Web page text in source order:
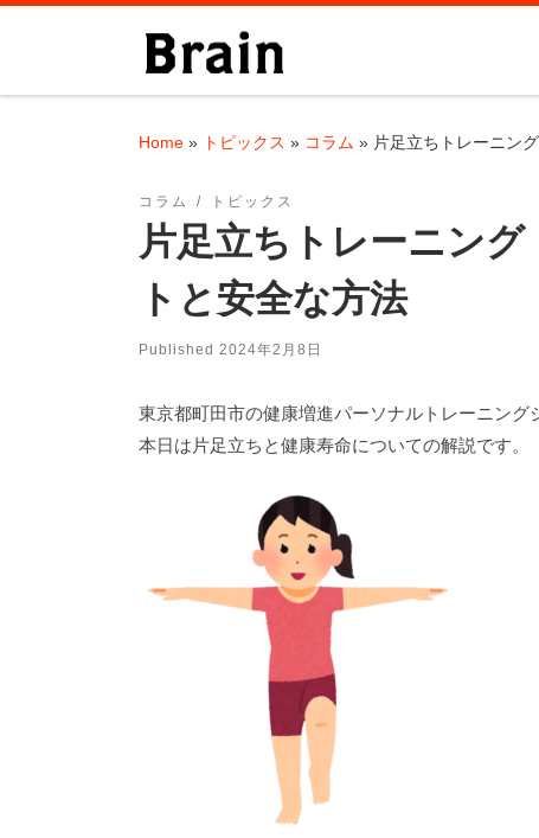
Skip to content
Home » トピックス » コラム » 片足立ちトレーニン
コラム トピックス
片足立ちトレーニン
トと安全な方法
Published 2024年2月8日
東京都町田市の健康増進パーソナルトレーニング
本日は片足立ちと健康寿命についての解説です。